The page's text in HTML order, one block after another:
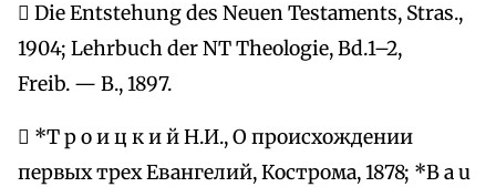
 Die Entstehung des Neuen Testaments, Stras.,
1904; Lehrbuch der NT Theologie, Bd.1–2,
Freib. — B., 1897.
 *Т р о и ц к и й Н.И., О происхождении
первых трех Евангелий, Кострома, 1878; *B a u